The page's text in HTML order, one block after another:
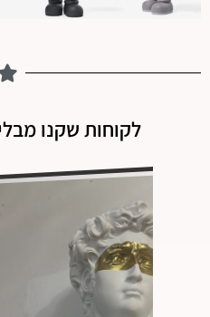
לקוחות שקנו